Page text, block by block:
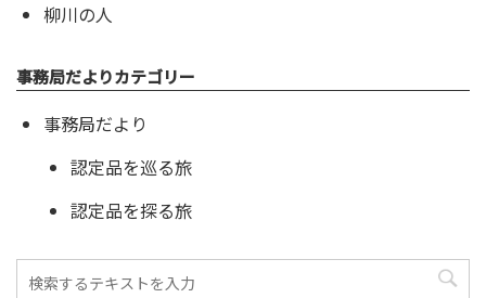
柳川の人
事務局だよりカテゴリー
事務局だより
認定品を巡る旅
認定品を探る旅